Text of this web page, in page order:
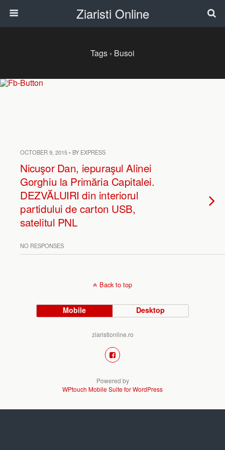
Ziaristi Online
Tags › Busoi
OCTOBER 9, 2015 • BY EXPRESS
Nicuşor Dan, iepuraşul Alinei
Gorghiu la Primăria Capitalei.
DEZVĂLUIRI din interiorul
partidului de carton USB,
satelitul PNL
NO RESPONSES
Back to top
Mobile Desktop
ziaristionline.ro
Powered by
WPtouch Mobile Suite for WordPress